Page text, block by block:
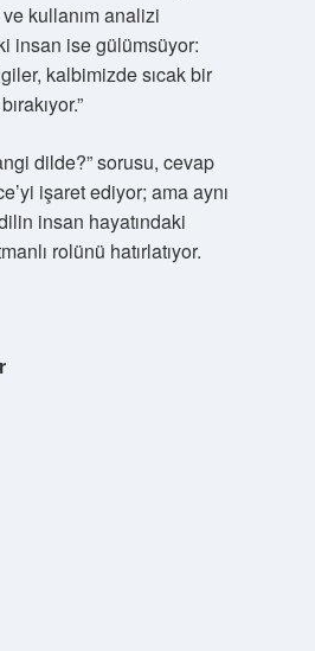
kullanım analizi
insan ise gülümsüyor:
kalbimizde sıcak bir
dilde?” sorusu, cevap
işaret ediyor; ama aynı
insan hayatındaki
rolünü hatırlatıyor.